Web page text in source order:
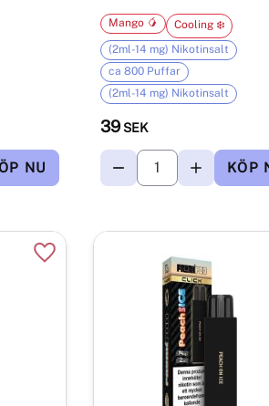
39 SEK
Mango 🥭
Cooling ❄️
(2ml-14 mg) Nikotinsalt
ca 800 Puffar
(2ml-14 mg) Nikotinsalt
Lägg till i favoriter